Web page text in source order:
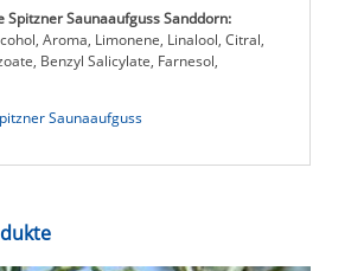
Spitzner Saunaaufguss Sanddorn:
Aroma, Limonene, Linalool, Citral,
Benzyl Salicylate, Farnesol,
Saunaaufguss